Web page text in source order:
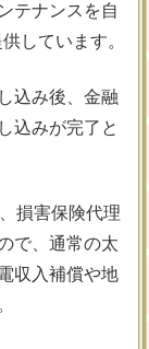
テナンスを自
しています。
込み後、金融
込みが完了と
損害保険代理
で、通常の太
収入補償や地